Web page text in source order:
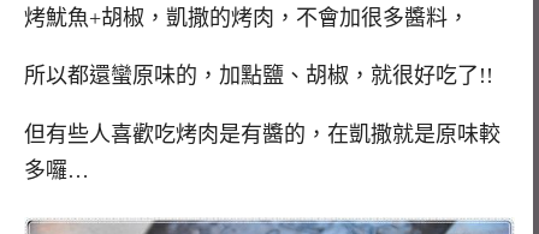
烤魷魚+胡椒，凱撒的烤肉，不會加很多醬料，
所以都還蠻原味的，加點鹽、胡椒，就很好吃了!!
但有些人喜歡吃烤肉是有醬的，在凱撒就是原味較
多囉…